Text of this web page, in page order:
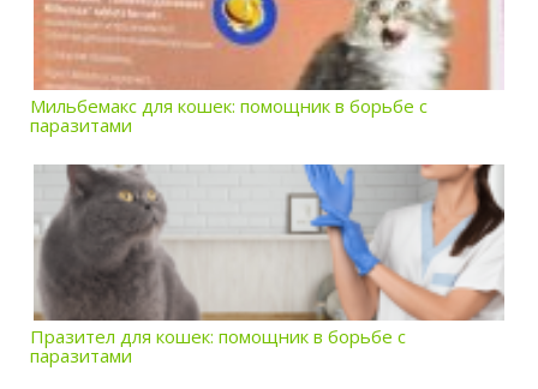
Мильбемакс для кошек: помощник в борьбе с
паразитами
Празител для кошек: помощник в борьбе с
паразитами